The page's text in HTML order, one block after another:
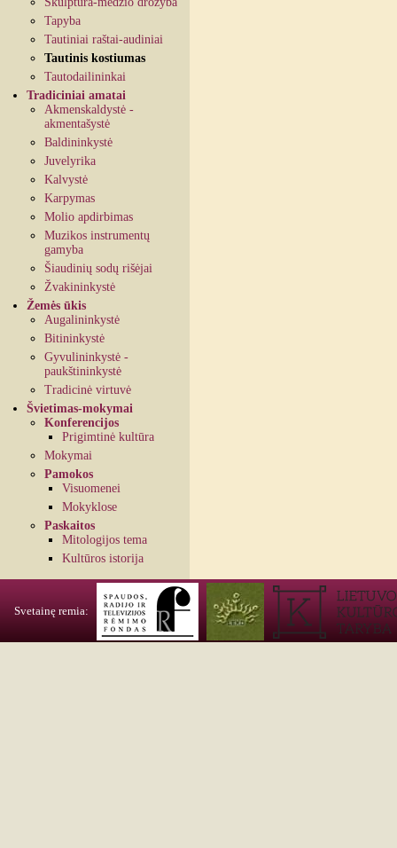
Tapyba
Tautiniai raštai-audiniai
Tautinis kostiumas
Tautodailininkai
Tradiciniai amatai
Akmenskaldystė -
akmentašystė
Baldininkystė
Juvelyrika
Kalvystė
Karpymas
Molio apdirbimas
Muzikos instrumentų
gamyba
Šiaudinių sodų rišėjai
Žvakininkystė
Žemės ūkis
Augalininkystė
Bitininkystė
Gyvulininkystė -
paukštininkystė
Tradicinė virtuvė
Švietimas-mokymai
Konferencijos
Prigimtinė kultūra
Mokymai
Pamokos
Visuomenei
Mokyklose
Paskaitos
Mitologijos tema
Kultūros istorija
Svetainę remia: